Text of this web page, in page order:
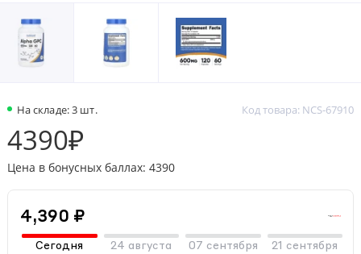
На складе: 3 шт. Код товара: NCS-67910
4390₽
Цена в бонусных баллах: 4390
4,390 ₽
Сегодня 24 августа 07 сентября 21 сентября